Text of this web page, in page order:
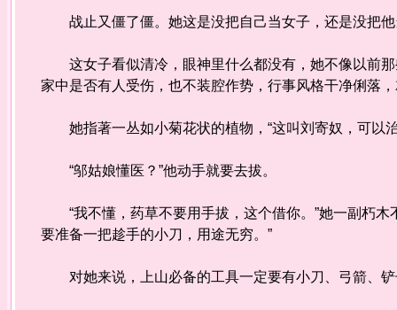
战止又僵了僵。她这是没把自己当女子，还是没把他
这女子看似清冷，眼神里什么都没有，她不像以前那
家中是否有人受伤，也不装腔作势，行事风格干净俐落
她指著一丛如小菊花状的植物，“这叫刘寄奴，可以
“邬姑娘懂医？”他动手就要去拔。
“我不懂，药草不要用手拔，这个借你。”她一副朽木
要准备一把趁手的小刀，用途无穷。”
对她来说，上山必备的工具一定要有小刀、弓箭、铲